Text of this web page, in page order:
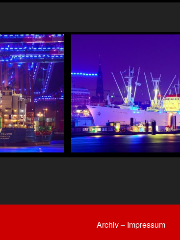
Archiv– Impressum